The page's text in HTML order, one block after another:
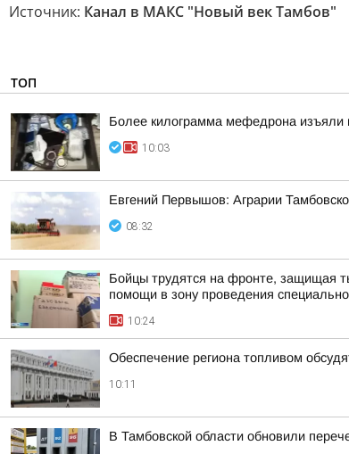
Источник: Канал в МАКС "Новый век Тамбов"
ТОП
Более килограмма мефедрона изъяли
10:03
Евгений Первышов: Аграрии
08:32
Бойцы трудятся на фронте, защищая
помощи в зону проведения
10:24
Обеспечение региона топливом
10:11
В Тамбовской области обновили